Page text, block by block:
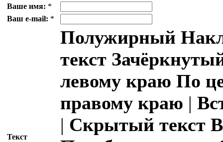
Ваше имя: *
Ваш e-mail: *
Текст
Полужирный
текст
левому краю По
правому краю |
| Скрытый текст